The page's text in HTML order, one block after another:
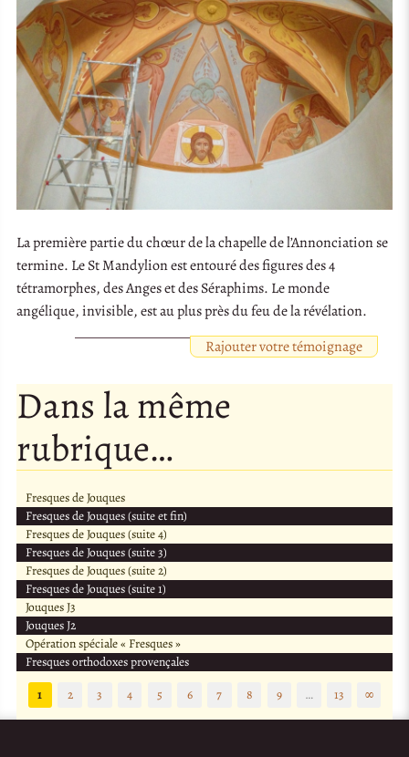
La première partie du chœur de la chapelle de l’Annonciation se
termine. Le St Mandylion est entouré des figures des 4
tétramorphes, des Anges et des Séraphims. Le monde
angélique, invisible, est au plus près du feu de la révélation.
Rajouter votre témoignage
Dans la même
rubrique…
Fresques de Jouques
Fresques de Jouques (suite et fin)
Fresques de Jouques (suite 4)
Fresques de Jouques (suite 3)
Fresques de Jouques (suite 2)
Fresques de Jouques (suite 1)
Jouques J3
Jouques J2
Opération spéciale « Fresques »
Fresques orthodoxes provençales
1
2 3 4 5 6 7 8 9 … 13 ∞